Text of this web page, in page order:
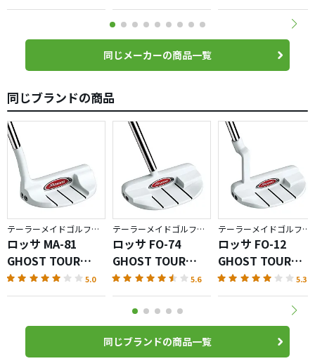
同じメーカーの商品一覧
同じブランドの商品
テーラーメイドゴルフ／ROSSA GHOST
ロッサ MA-81
GHOST TOUR
AGSI+
5.0
テーラーメイドゴルフ／ROSSA GHOST
ロッサ FO-74
GHOST TOUR
AGSI+
5.6
テーラーメイドゴルフ／ROSSA GHOST
ロッサ FO-12
GHOST TOUR
AGSI+
5.3
同じブランドの商品一覧